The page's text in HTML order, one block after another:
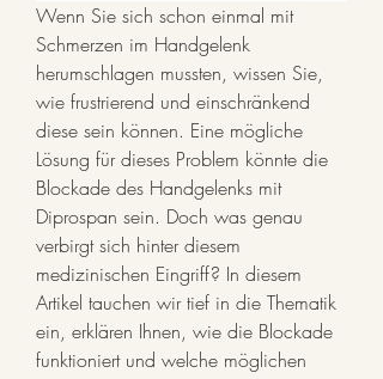
Wenn Sie sich schon einmal mit
Schmerzen im Handgelenk
herumschlagen mussten, wissen Sie,
wie frustrierend und einschränkend
diese sein können. Eine mögliche
Lösung für dieses Problem könnte die
Blockade des Handgelenks mit
Diprospan sein. Doch was genau
verbirgt sich hinter diesem
medizinischen Eingriff? In diesem
Artikel tauchen wir tief in die Thematik
ein, erklären Ihnen, wie die Blockade
funktioniert und welche möglichen